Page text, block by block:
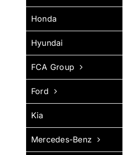
Honda
Hyundai
FCA Group
Ford
Kia
Mercedes-Benz